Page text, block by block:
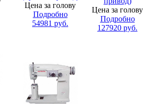
Цена за голову
Подробно
54981 руб.
Цена за голову
Подробно
127920 руб.